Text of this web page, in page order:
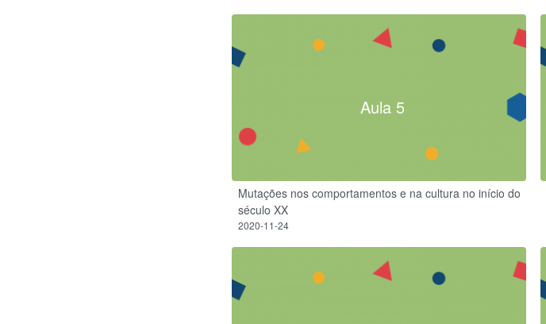
Aula 5
Mutações nos comportamentos e na cultura no início do
século XX
2020-11-24